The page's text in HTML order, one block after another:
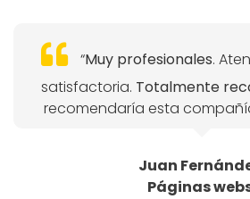
“Muy profesionales.
satisfactoria. Totalmente
recomendaría esta
Juan
Páginas